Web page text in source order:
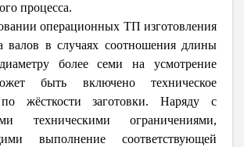
процесса.
операционных ТП изготовления
валов в случаях соотношения длины
более семи на усмотрение
быть включено техническое
жёсткости заготовки. Наряду с
техническими ограничениями,
выполнение соответствующей